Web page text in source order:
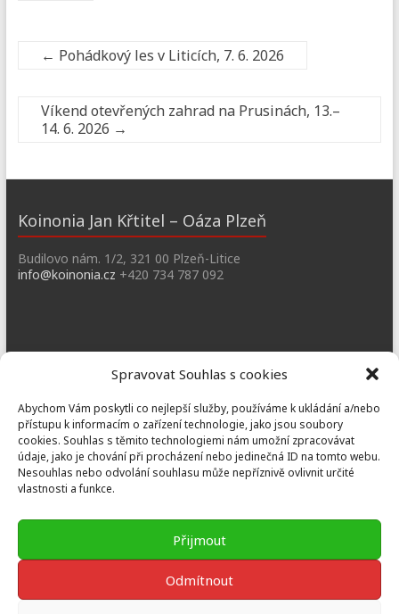
Spravovat Souhlas s cookies
Abychom Vám poskytli co nejlepší služby, používáme k ukládání a/nebo
přístupu k informacím o zařízení technologie, jako jsou soubory
cookies. Souhlas s těmito technologiemi nám umožní zpracovávat
údaje, jako je chování při procházení nebo jedinečná ID na tomto webu.
Nesouhlas nebo odvolání souhlasu může nepříznivě ovlivnit určité
vlastnosti a funkce.
Přijmout
Odmítnout
← Pohádkový les v Liticích, 7. 6. 2026
Víkend otevřených zahrad na Prusinách, 13.–
14. 6. 2026 →
Koinonia Jan Křtitel – Oáza Plzeň
Budilovo nám. 1/2, 321 00 Plzeň-Litice
info@koinonia.cz +420 734 787 092
dobrany@koinonia.cz+420 733 741 190
Prusiny
Nebílovy 36, Nebílovy 332 04
prusiny@koinonia.cz
+420 605 232 788